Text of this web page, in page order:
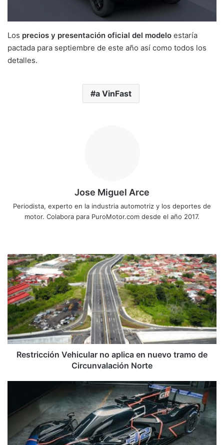
Los precios y presentación oficial del modelo estaría
pactada para septiembre de este año así como todos los
detalles.
a VinFast
Jose Miguel Arce
Periodista, experto en la industria automotriz y los deportes de
motor. Colabora para PuroMotor.com desde el año 2017.
Restricción
Vehicular
no
aplica
en
nuevo
tramo
de
Circunvalación
NorteRestricción Vehicular no aplica en nuevo tramo de
Circunvalación Norte
Racing
Concept;
creado